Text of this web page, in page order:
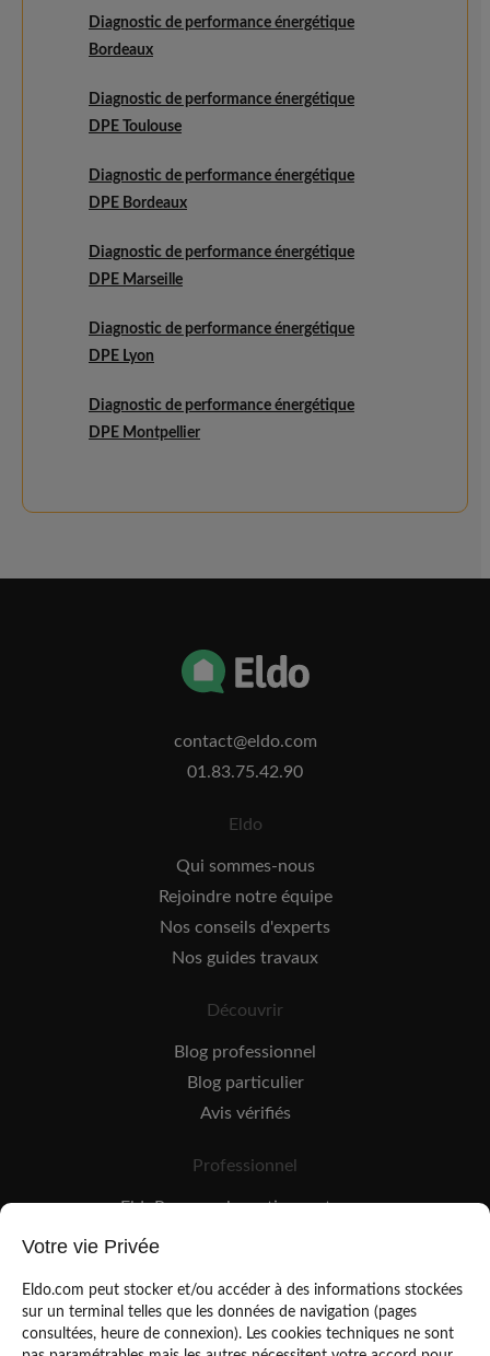
Diagnostic de performance énergétique
Bordeaux
Diagnostic de performance énergétique
DPE Toulouse
Diagnostic de performance énergétique
DPE Bordeaux
Diagnostic de performance énergétique
DPE Marseille
Diagnostic de performance énergétique
DPE Lyon
Diagnostic de performance énergétique
DPE Montpellier
contact@eldo.com
01.83.75.42.90
Eldo
Qui sommes-nous
Rejoindre notre équipe
Nos conseils d'experts
Nos guides travaux
Découvrir
Blog professionnel
Blog particulier
Avis vérifiés
Professionnel
EldoPro pour les artisans et pros
EldoNetwork pour les réseaux, marques et industriels
Votre vie Privée
Eldo.com peut stocker et/ou accéder à des informations stockées
sur un terminal telles que les données de navigation (pages
consultées, heure de connexion). Les cookies techniques ne sont